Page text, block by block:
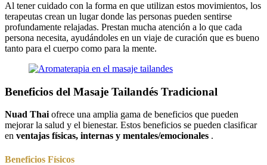
Al tener cuidado con la forma en que utilizan estos movimientos, los
terapeutas crean un lugar donde las personas pueden sentirse
profundamente relajadas. Prestan mucha atención a lo que cada
persona necesita, ayudándoles en un viaje de curación que es bueno
tanto para el cuerpo como para la mente.
Beneficios del Masaje Tailandés Tradicional
Nuad Thaiofrece una amplia gama de beneficios que pueden
mejorar la salud y el bienestar. Estos beneficios se pueden clasificar
en ventajas físicas, internas y mentales/emocionales .
Beneficios Físicos